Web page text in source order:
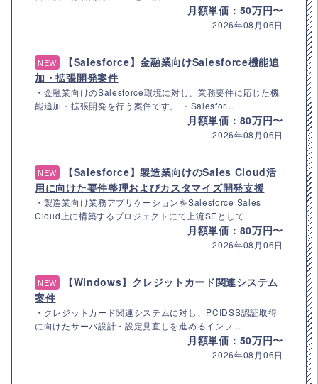
月額単価：50万円〜
2026年08月06日
NEW
【Salesforce】金融業向けSalesforce機能追
加・拡張開発案件
・金融業向けのSalesforce環境に対し、業務要件に応じた機
能追加・拡張開発を行う案件です。 ・Salesfor...
月額単価：80万円〜
2026年08月06日
NEW
【Salesforce】製造業向けのSales Cloud活
用に向けた要件整理およびカスタマイズ開発支援
・製造業向け業務アプリケーションをSalesforce Sales
Cloud上に構築するプロジェクトにて上流SEとして...
月額単価：80万円〜
2026年08月06日
NEW
【Windows】クレジットカード関連システム
案件
・クレジットカード関連システムに対し、PCIDSS認証取得
に向けたサーバ設計・設定見直しを進めるインフ...
月額単価：50万円〜
2026年08月06日